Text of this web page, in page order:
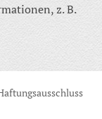
z. B.